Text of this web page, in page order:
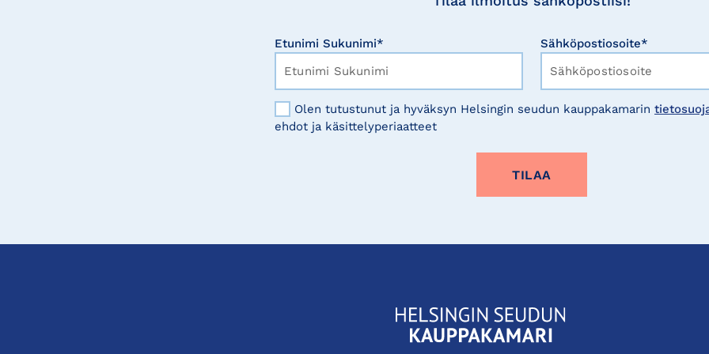
Etunimi Sukunimi* Sähköpostiosoite*
Olen tutustunut ja hyväksyn Helsingin seudun kauppakamarin
ehdot ja käsittelyperiaatteet
KauppakamariHelsingin
seudun